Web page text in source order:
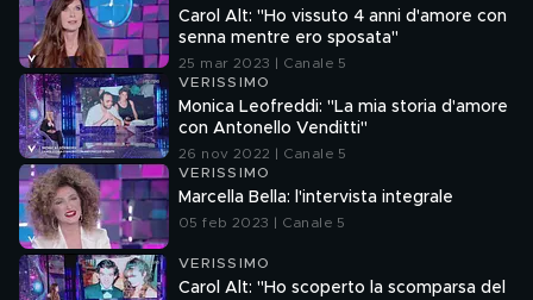
Carol Alt: "Ho vissuto 4 anni d'amore con
senna mentre ero sposata"
25 mar 2023 | Canale 5
VERISSIMO
Monica Leofreddi: "La mia storia d'amore
con Antonello Venditti"
26 nov 2022 | Canale 5
VERISSIMO
Marcella Bella: l'intervista integrale
05 feb 2023 | Canale 5
VERISSIMO
Carol Alt: "Ho scoperto la scomparsa del